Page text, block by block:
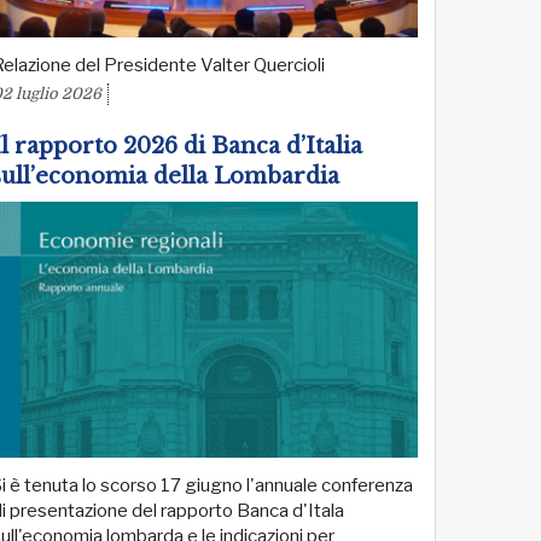
del Presidente Valter Quercioli
luglio 2026
rapporto 2026 di Banca d’Italia
della Lombardia
è tenuta lo scorso 17 giugno l'annuale conferenza
presentazione del rapporto Banca d'Itala
lombarda e le indicazioni per